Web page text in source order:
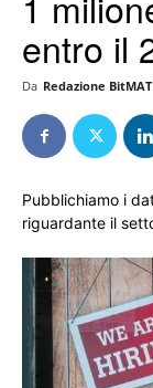
entro il
Da Redazione BitMAT
Pubblichiamo i
riguardante il